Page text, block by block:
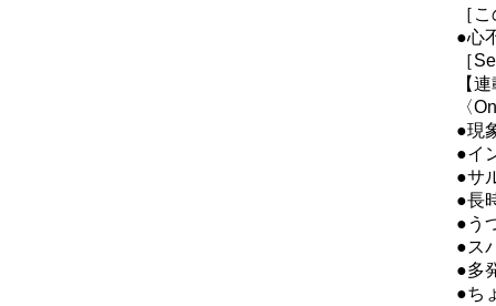
［
●心
［
【
〈
●現
●イ
●サ
●長
●う
●ス
●多
●ち